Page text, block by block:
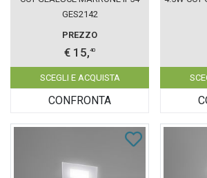
GES2142
PREZZO
€ 15,40
SCEGLI E ACQUISTA
CONFRONTA